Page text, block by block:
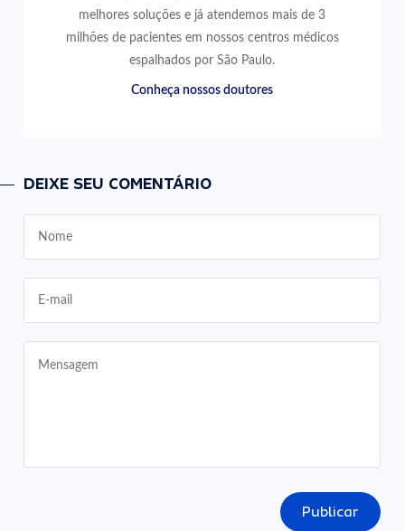
melhores soluções e já atendemos mais de 3
milhões de pacientes em nossos centros médicos
espalhados por São Paulo.
Conheça nossos doutores
DEIXE SEU COMENTÁRIO
Publicar